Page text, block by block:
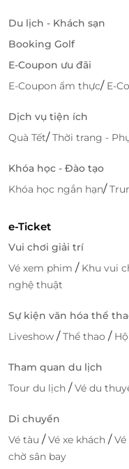
Du lịch - Khách sạn
Booking Golf
E-Coupon ưu đãi
E-Coupon ẩm thực/ E-
Dịch vụ tiện ích
Quà Tết/Thời trang -
Khóa học - Đào tạo
Khóa học ngắn hạn/
e-Ticket
Vui chơi giải trí
Vé xem phim / Khu vui
nghệ thuật
Sự kiện văn hóa thể
Liveshow /Thể thao /
Tham quan du lịch
Tour du lịch /Vé du
Di chuyển
Vé tàu /Vé xe khách /
chờ sân bay